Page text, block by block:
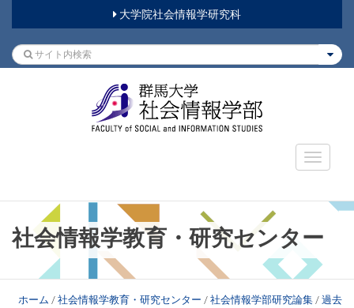
大学院社会情報学研究科
社会情報学教育・研究センター
ホーム / 社会情報学教育・研究センター / 社会情報学部研究論集 / 過去